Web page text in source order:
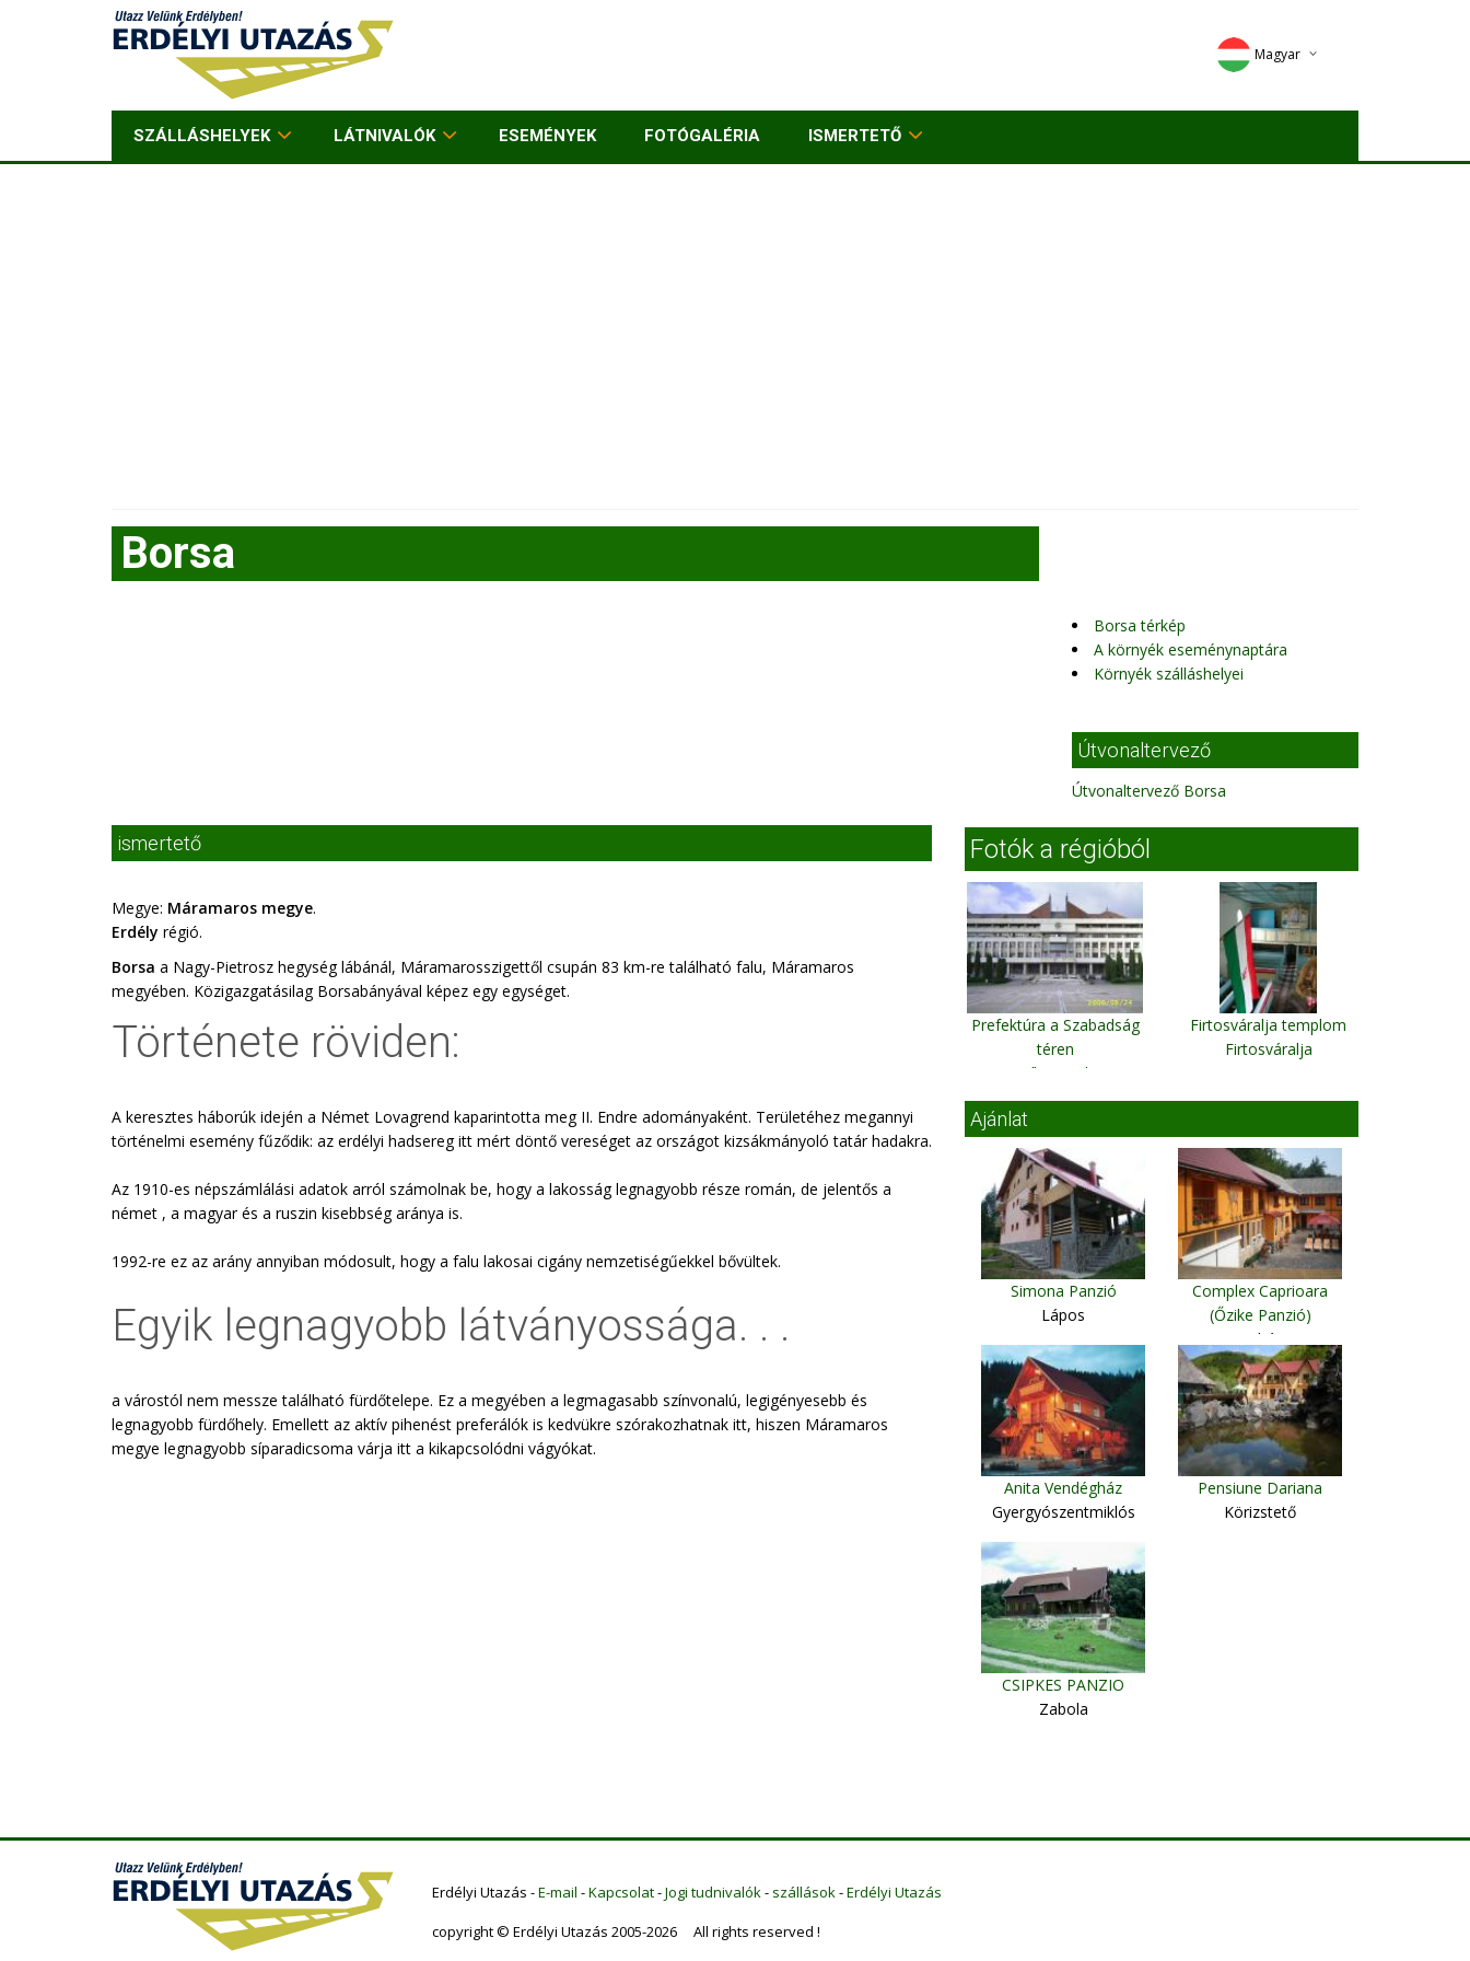
Magyar
Deutsch
SZÁLLÁSHELYEK LÁTNIVALÓK ESEMÉNYEK FOTÓGALÉRIA ISMERTETŐ
Borsa
Borsa térkép
A környék eseménynaptára
Környék szálláshelyei
Útvonaltervező
Útvonaltervező Borsa
ismertető
Megye: Máramaros megye.
Erdély régió.
Borsa a Nagy-Pietrosz hegység lábánál, Máramarosszigettől csupán 83 km-re található falu, Máramaros
megyében. Közigazgatásilag Borsabányával képez egy egységet.
Története röviden:
A keresztes háborúk idején a Német Lovagrend kaparintotta meg II. Endre adományaként. Területéhez megannyi
történelmi esemény fűződik: az erdélyi hadsereg itt mért döntő vereséget az országot kizsákmányoló tatár hadakra.
Az 1910-es népszámlálási adatok arról számolnak be, hogy a lakosság legnagyobb része román, de jelentős a
német , a magyar és a ruszin kisebbség aránya is.
1992-re ez az arány annyiban módosult, hogy a falu lakosai cigány nemzetiségűekkel bővültek.
Egyik legnagyobb látványossága. . .
a várostól nem messze található fürdőtelepe. Ez a megyében a legmagasabb színvonalú, legigényesebb és
legnagyobb fürdőhely. Emellett az aktív pihenést preferálók is kedvükre szórakozhatnak itt, hiszen Máramaros
megye legnagyobb síparadicsoma várja itt a kikapcsolódni vágyókat.
Fotók a régióból
Prefektúra a Szabadság
téren
Csíkszereda
Firtosváralja templom
Firtosváralja
Ajánlat
Simona Panzió
Lápos
Complex Caprioara
(Őzike Panzió)
Nagybánya
Anita Vendégház
Gyergyószentmiklós
Pensiune Dariana
Körizstető
CSIPKES PANZIO
Zabola
Erdélyi Utazás -E-mail -Kapcsolat-Jogi tudnivalók- szállások-Erdélyi Utazás
copyright © Erdélyi Utazás 2005-2026 All rights reserved !